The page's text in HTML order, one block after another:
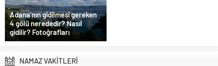
Adana’nın gidilmesi gereken
4 gölü nerededir? Nasıl
gidilir? Fotoğrafları
NAMAZ VAKİTLERİ